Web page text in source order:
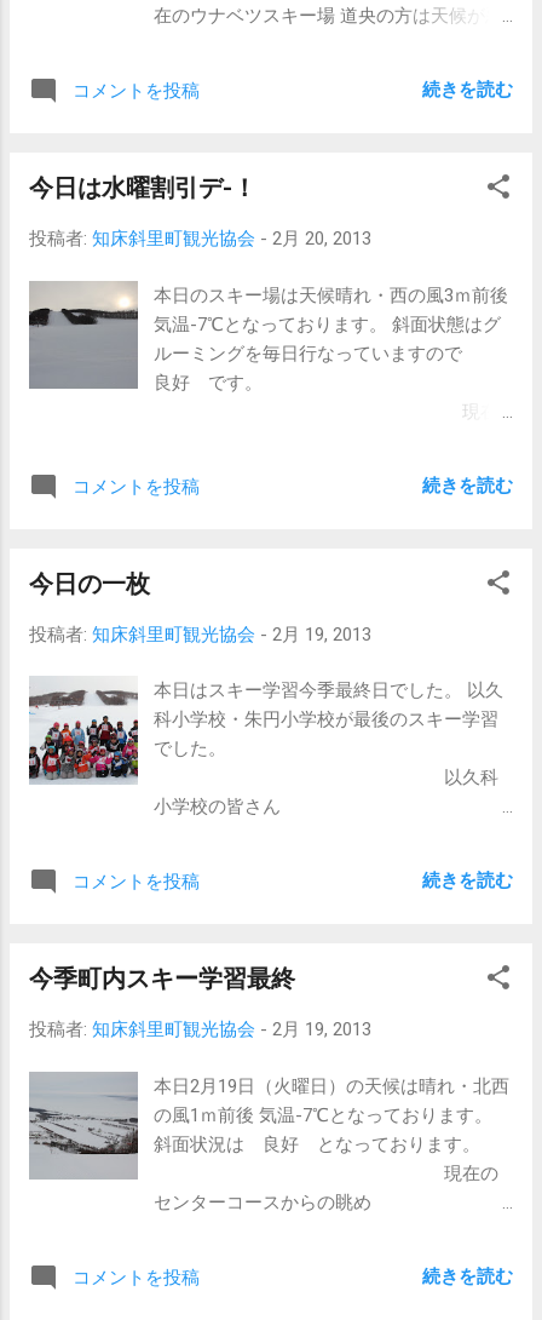
在のウナベツスキー場 道央の方は天候が悪
中の賑わいはあまりありませんが お時間あ
す。
コメントを投稿 続きを読む
今日は水曜割引デ-！
投稿者: 知床斜里町観光協会 - 2月 20, 2013
本日のスキー場は天候晴れ・西の風3ｍ前後
気温-7℃となっております。 斜面状態はグ
ルーミングを毎日行なっていますので
良好 です。
現在
は水曜日割引デ- 本日は水曜日！毎週恒例の
の機会に是非！本日の恒例の割引デ-をご利
員一同お待ち致しております。
コメントを投稿 続きを読む
今日の一枚
投稿者: 知床斜里町観光協会 - 2月 19, 2013
本日はスキー学習今季最終日でした。 以久
科小学校・朱円小学校が最後のスキー学習
でした。
以久科
小学校の皆さん
小学校の皆さん 町内のスキー学習は本日が
れば滑りに来て下さい。
コメントを投稿 続きを読む
今季町内スキー学習最終
投稿者: 知床斜里町観光協会 - 2月 19, 2013
本日2月19日（火曜日）の天候は晴れ・北西
の風1ｍ前後 気温-7℃となっております。
斜面状況は 良好 となっております。
現在の
センターコースからの眺め
習町内の最終日となっております。 朱円小
コメントを投稿 続きを読む